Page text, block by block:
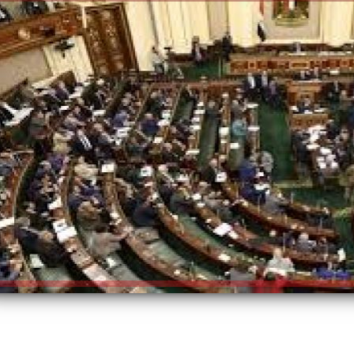
إلهام شرشر تكتب: دي مبقتش كورة..
دي سياسة
الكاتبة إلهام شرشر تهنئ الرئيس
السيسي بعيد ميلاده وتُشيد بجهوده
في بناء الدولة